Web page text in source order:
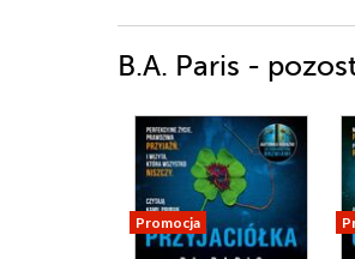
B.A. Paris -
Promocja